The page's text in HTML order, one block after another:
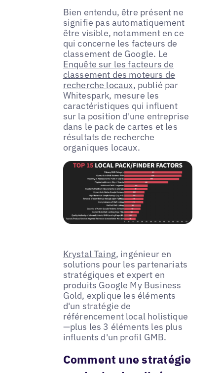
Bien entendu, être présent ne
signifie pas automatiquement
être visible, notamment en ce
qui concerne les facteurs de
classement de Google. Le
Enquête sur les facteurs de
classement des moteurs de
recherche locaux, publié par
Whitespark, mesure les
caractéristiques qui influent
sur la position d'une entreprise
dans le pack de cartes et les
résultats de recherche
organiques locaux.
Krystal Taing, ingénieur en
solutions pour les partenariats
stratégiques et expert en
produits Google My Business
Gold, explique les éléments
d'un stratégie de
référencement local holistique
—plus les 3 éléments les plus
influents d'un profil GMB.
Comment une stratégie